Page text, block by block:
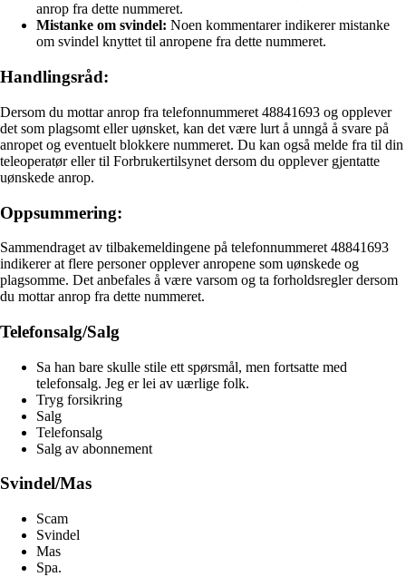
anrop fra dette nummeret.
Mistanke om svindel: Noen kommentarer indikerer mistanke
om svindel knyttet til anropene fra dette nummeret.
Handlingsråd:
Dersom du mottar anrop fra telefonnummeret 48841693 og opplever
det som plagsomt eller uønsket, kan det være lurt å unngå å svare på
anropet og eventuelt blokkere nummeret. Du kan også melde fra til din
teleoperatør eller til Forbrukertilsynet dersom du opplever gjentatte
uønskede anrop.
Oppsummering:
Sammendraget av tilbakemeldingene på telefonnummeret 48841693
indikerer at flere personer opplever anropene som uønskede og
plagsomme. Det anbefales å være varsom og ta forholdsregler dersom
du mottar anrop fra dette nummeret.
Telefonsalg/Salg
Sa han bare skulle stile ett spørsmål, men fortsatte med
telefonsalg. Jeg er lei av uærlige folk.
Tryg forsikring
Salg
Telefonsalg
Salg av abonnement
Svindel/Mas
Scam
Svindel
Mas
Spa.